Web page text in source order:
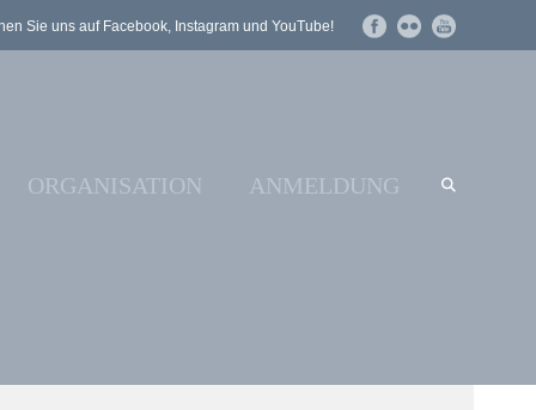
Sie uns auf Facebook, Instagram und YouTube!
ORGANISATION ANMELDUNG